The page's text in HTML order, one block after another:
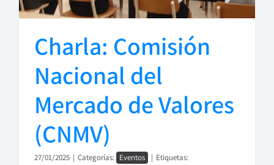
Charla: Comisión
Nacional del
Mercado de Valores
(CNMV)
27/01/2025 | Categorías: Eventos | Etiquetas: